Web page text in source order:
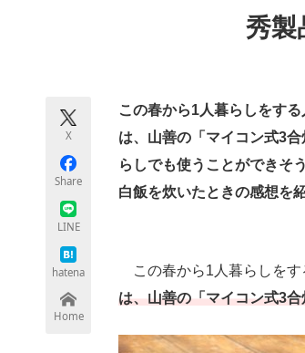
ちょっと気になるネットの話題
秀製
X
Share
LINE
hatena
Home
この春から1人暮らしをす
は、山善の「マイコン式3
らしでも使うことができそ
白飯を炊いたときの感想を
この春から1人暮らしをす
は、山善の「マイコン式3